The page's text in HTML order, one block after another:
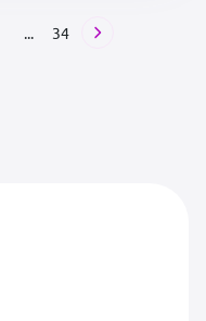
... 34